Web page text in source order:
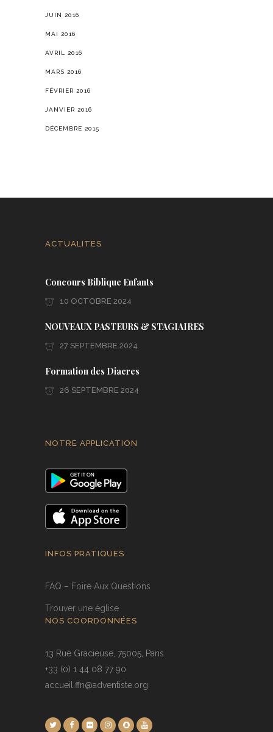
JUIN 2016
MAI 2016
AVRIL 2016
MARS 2016
FÉVRIER 2016
JANVIER 2016
DÉCEMBRE 2015
ACTUALITES
Concours Biblique Enfants
10 OCTOBRE 2024
NOUVEAUX PASTEURS & STAGIAIRES
27 SEPTEMBRE 2024
Formation des Diacres
26 SEPTEMBRE 2024
NOTRE APPLICATION
INFOS PRATIQUES
FAQ – Foire Aux Questions
Trouver une église
NOS COORDONNÉES
13 Rue Gracieuse, 75005, Paris
+33 (0) 1 44 08 77 90
accueil.ffn@adventiste.org